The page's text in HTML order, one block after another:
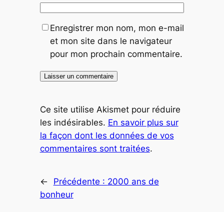
Enregistrer mon nom, mon e-mail
et mon site dans le navigateur
pour mon prochain commentaire.
Ce site utilise Akismet pour réduire
les indésirables. En savoir plus sur
la façon dont les données de vos
commentaires sont traitées.
← Précédente : 2000 ans de
bonheur